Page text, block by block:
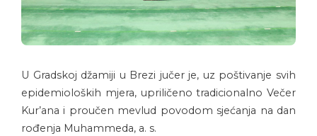
U Gradskoj džamiji u Brezi jučer je, uz poštivanje svih
epidemioloških mjera, upriličeno tradicionalno Večer
Kur’ana i proučen mevlud povodom sjećanja na dan
rođenja Muhammeda, a. s.